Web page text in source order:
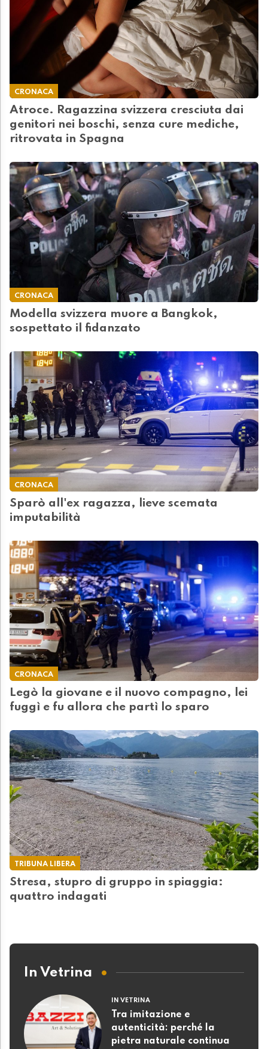
CRONACA
Atroce. Ragazzina svizzera cresciuta dai
genitori nei boschi, senza cure mediche,
ritrovata in Spagna
CRONACA
Modella svizzera muore a Bangkok,
sospettato il fidanzato
CRONACA
Sparò all'ex ragazza, lieve scemata
imputabilità
CRONACA
Legò la giovane e il nuovo compagno, lei
fuggì e fu allora che partì lo sparo
TRIBUNA LIBERA
Stresa, stupro di gruppo in spiaggia:
quattro indagati
In Vetrina
IN VETRINA
Tra imitazione e
autenticità: perché la
pietra naturale continua